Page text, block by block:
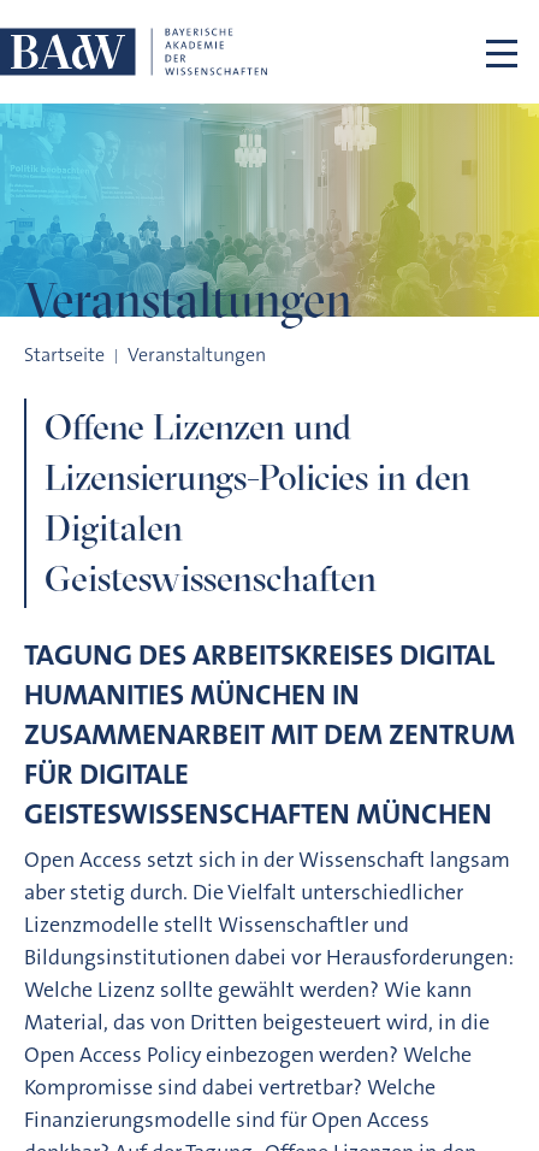
Veranstaltungen
Startseite Veranstaltungen
Offene Lizenzen und
Lizensierungs-Policies in den
Digitalen
Geisteswissenschaften
TAGUNG DES ARBEITSKREISES DIGITAL
HUMANITIES MÜNCHEN IN
ZUSAMMENARBEIT MIT DEM ZENTRUM
FÜR DIGITALE
GEISTESWISSENSCHAFTEN MÜNCHEN
Open Access setzt sich in der Wissenschaft langsam
aber stetig durch. Die Vielfalt unterschiedlicher
Lizenzmodelle stellt Wissenschaftler und
Bildungsinstitutionen dabei vor Herausforderungen:
Welche Lizenz sollte gewählt werden? Wie kann
Material, das von Dritten beigesteuert wird, in die
Open Access Policy einbezogen werden? Welche
Kompromisse sind dabei vertretbar? Welche
Finanzierungsmodelle sind für Open Access